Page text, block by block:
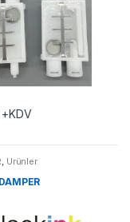
+KDV
, Ürünler